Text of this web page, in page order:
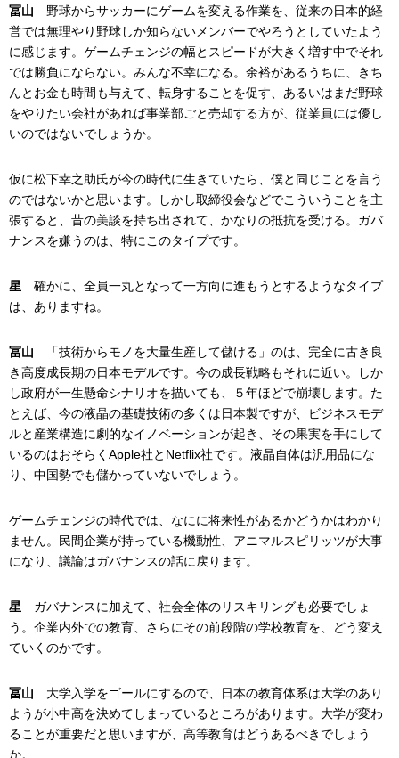
冨山 野球からサッカーにゲームを変える作業を、従来の日本的経
営では無理やり野球しか知らないメンバーでやろうとしていたよう
に感じます。ゲームチェンジの幅とスピードが大きく増す中でそれ
では勝負にならない。みんな不幸になる。余裕があるうちに、きち
んとお金も時間も与えて、転身することを促す、あるいはまだ野球
をやりたい会社があれば事業部ごと売却する方が、従業員には優し
いのではないでしょうか。
仮に松下幸之助氏が今の時代に生きていたら、僕と同じことを言う
のではないかと思います。しかし取締役会などでこういうことを主
張すると、昔の美談を持ち出されて、かなりの抵抗を受ける。ガバ
ナンスを嫌うのは、特にこのタイプです。
星 確かに、全員一丸となって一方向に進もうとするようなタイプ
は、ありますね。
冨山 「技術からモノを大量生産して儲ける」のは、完全に古き良
き高度成長期の日本モデルです。今の成長戦略もそれに近い。しか
し政府が一生懸命シナリオを描いても、５年ほどで崩壊します。た
とえば、今の液晶の基礎技術の多くは日本製ですが、ビジネスモデ
ルと産業構造に劇的なイノベーションが起き、その果実を手にして
いるのはおそらくApple社とNetflix社です。液晶自体は汎用品にな
り、中国勢でも儲かっていないでしょう。
ゲームチェンジの時代では、なにに将来性があるかどうかはわかり
ません。民間企業が持っている機動性、アニマルスピリッツが大事
になり、議論はガバナンスの話に戻ります。
星 ガバナンスに加えて、社会全体のリスキリングも必要でしょ
う。企業内外での教育、さらにその前段階の学校教育を、どう変え
ていくのかです。
冨山 大学入学をゴールにするので、日本の教育体系は大学のあり
ようが小中高を決めてしまっているところがあります。大学が変わ
ることが重要だと思いますが、高等教育はどうあるべきでしょう
か。